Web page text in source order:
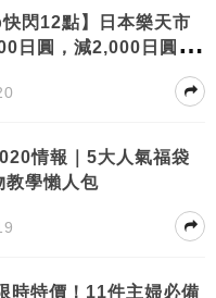
快閃12點】日本樂天市
日圓，減2,000日圓！
情報｜5大人氣福袋
教學懶人包
時特價！11件主婦必備